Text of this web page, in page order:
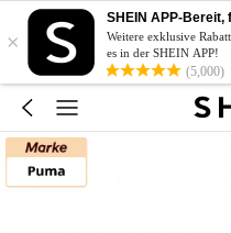
×
SHEIN APP-Bereit,
Weitere exklusive
es in der SHEIN APP!
(5,000)